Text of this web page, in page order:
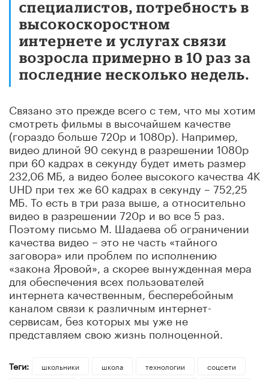
специалистов, потребность в
высокоскоростном
интернете и услугах связи
возросла примерно в 10 раз за
последние несколько недель.
Связано это прежде всего с тем, что мы хотим
смотреть фильмы в высочайшем качестве
(гораздо больше 720p и 1080p). Например,
видео длиной 90 секунд в разрешении 1080p
при 60 кадрах в секунду будет иметь размер
232,06 МБ, а видео более высокого качества 4K
UHD при тех же 60 кадрах в секунду – 752,25
МБ. То есть в три раза выше, а относительно
видео в разрешении 720p и во все 5 раз.
Поэтому письмо М. Шадаева об ограничении
качества видео – это не часть «тайного
заговора» или проблем по исполнению
«закона Яровой», а скорее вынужденная мера
для обеспечения всех пользователей
интернета качественным, бесперебойным
каналом связи к различным интернет-
сервисам, без которых мы уже не
представляем свою жизнь полноценной.
Теги: школьники школа технологии соцсети